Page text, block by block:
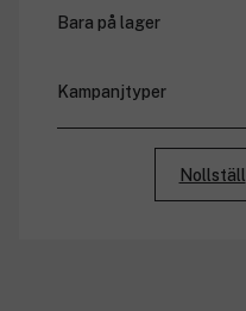
Bara på lager
Kampanjtyper
Rabatterade priser
Medlemspriser
Nollställ